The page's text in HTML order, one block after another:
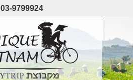
03-9799924